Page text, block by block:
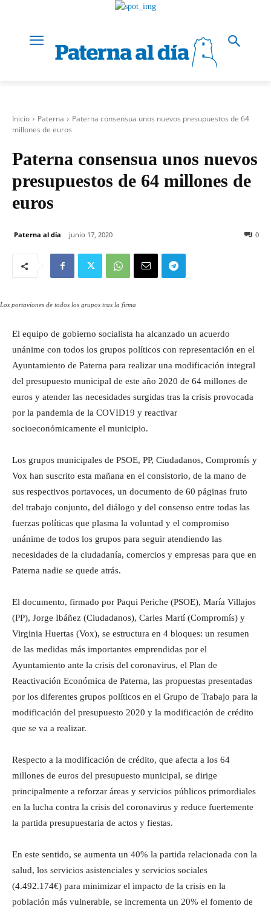
Inicio Paterna
Paterna consensua unos nuevos presupuestos de 64
millones de euros
Paterna consensua unos nuevos
presupuestos de 64 millones de
euros
Paterna al día junio 17, 2020 0
Los portaviones de todos los grupos tras la firma
El equipo de gobierno socialista ha alcanzado un acuerdo
unánime con todos los grupos políticos con representación en el
Ayuntamiento de Paterna para realizar una modificación integral
del presupuesto municipal de este año 2020 de 64 millones de
euros y atender las necesidades surgidas tras la crisis provocada
por la pandemia de la COVID19 y reactivar
socioeconómicamente el municipio.
Los grupos municipales de PSOE, PP, Ciudadanos, Compromís y
Vox han suscrito esta mañana en el consistorio, de la mano de
sus respectivos portavoces, un documento de 60 páginas fruto
del trabajo conjunto, del diálogo y del consenso entre todas las
fuerzas políticas que plasma la voluntad y el compromiso
unánime de todos los grupos para seguir atendiendo las
necesidades de la ciudadanía, comercios y empresas para que en
Paterna nadie se quede atrás.
El documento, firmado por Paqui Periche (PSOE), María Villajos
(PP), Jorge Ibáñez (Ciudadanos), Carles Martí (Compromís) y
Virginia Huertas (Vox), se estructura en 4 bloques: un resumen
de las medidas más importantes emprendidas por el
Ayuntamiento ante la crisis del coronavirus, el Plan de
Reactivación Económica de Paterna, las propuestas presentadas
por los diferentes grupos políticos en el Grupo de Trabajo para la
modificación del presupuesto 2020 y la modificación de crédito
que se va a realizar.
Respecto a la modificación de crédito, que afecta a los 64
millones de euros del presupuesto municipal, se dirige
principalmente a reforzar áreas y servicios públicos primordiales
en la lucha contra la crisis del coronavirus y reduce fuertemente
la partida presupuestaria de actos y fiestas.
En este sentido, se aumenta un 40% la partida relacionada con la
salud, los servicios asistenciales y servicios sociales
(4.492.174€) para minimizar el impacto de la crisis en la
población más vulnerable, se incrementa un 20% el fomento de